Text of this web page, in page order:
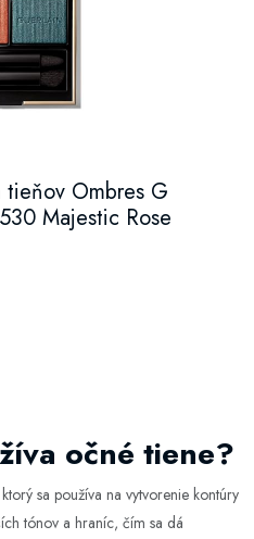
tieňov Ombres G
Majestic Rose
očné tiene?
sa používa na vytvorenie kontúry
tónov a hraníc, čím sa dá